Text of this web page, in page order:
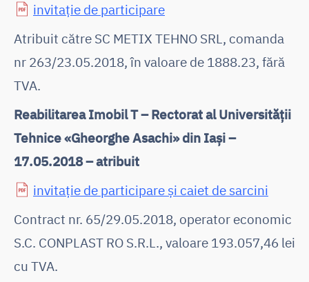
invitație de participare
Atribuit către SC METIX TEHNO SRL, comanda
nr 263/23.05.2018, în valoare de 1888.23, fără
TVA.
Reabilitarea Imobil T – Rectorat al Universității
Tehnice «Gheorghe Asachi» din Iași –
17.05.2018 – atribuit
invitație de participare și caiet de sarcini
Contract nr. 65/29.05.2018, operator economic
S.C. CONPLAST RO S.R.L., valoare 193.057,46 lei
cu TVA.